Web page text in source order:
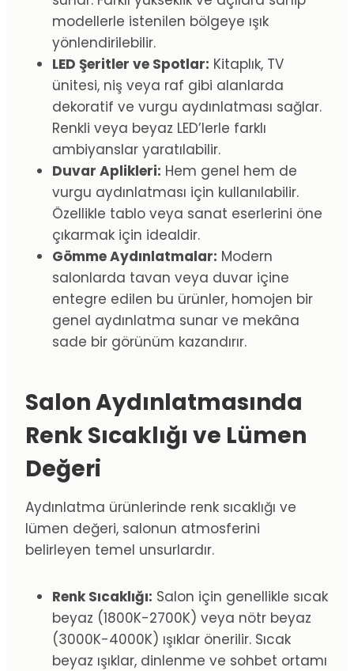
modellerle istenilen bölgeye ışık
yönlendirilebilir.
LED Şeritler ve Spotlar: Kitaplık, TV
ünitesi, niş veya raf gibi alanlarda
dekoratif ve vurgu aydınlatması sağlar.
Renkli veya beyaz LED’lerle farklı
ambiyanslar yaratılabilir.
Duvar Aplikleri: Hem genel hem de
vurgu aydınlatması için kullanılabilir.
Özellikle tablo veya sanat eserlerini öne
çıkarmak için idealdir.
Gömme Aydınlatmalar: Modern
salonlarda tavan veya duvar içine
entegre edilen bu ürünler, homojen bir
genel aydınlatma sunar ve mekâna
sade bir görünüm kazandırır.
Salon Aydınlatmasında
Renk Sıcaklığı ve Lümen
Değeri
Aydınlatma ürünlerinde renk sıcaklığı ve
lümen değeri, salonun atmosferini
belirleyen temel unsurlardır.
Renk Sıcaklığı: Salon için genellikle sıcak
beyaz (1800K-2700K) veya nötr beyaz
(3000K-4000K) ışıklar önerilir. Sıcak
beyaz ışıklar, dinlenme ve sohbet ortamı